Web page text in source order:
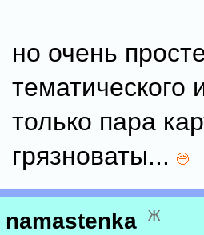
но очень
тематического
только пара
грязноваты...
namastenka ж